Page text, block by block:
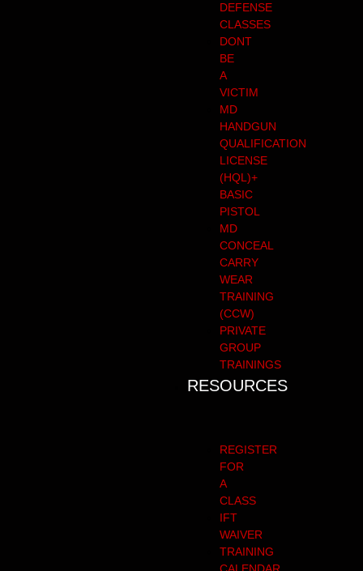
DEFENSE
CLASSES
DONT
BE
A
VICTIM
MD
HANDGUN
QUALIFICATION
LICENSE
(HQL)+
BASIC
PISTOL
MD
CONCEAL
CARRY
WEAR
TRAINING
(CCW)
PRIVATE
GROUP
TRAININGS
RESOURCES
REGISTER
FOR
A
CLASS
IFT
WAIVER
TRAINING